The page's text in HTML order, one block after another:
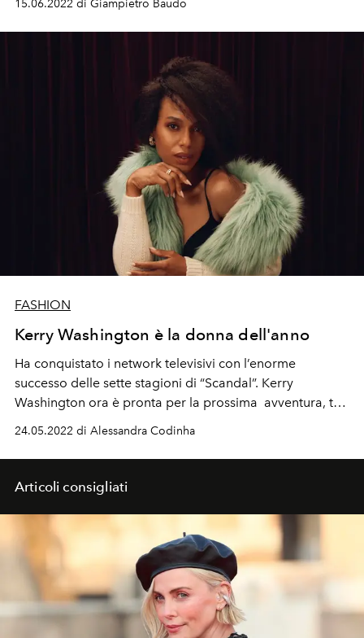
15.06.2022 di Giampietro Baudo
FASHION
Kerry Washington è la donna dell'anno
Ha conquistato i network televisivi con l’enorme
successo delle sette stagioni di “Scandal”. Kerry
Washington ora è pronta per la prossima avventura, tra
una serie di nuovi progetti e una società di produzione
dell’attivismo.
24.05.2022 di Alessandra Codinha
Articoli consigliati